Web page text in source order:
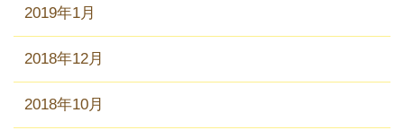
2019年1月
2018年12月
2018年10月